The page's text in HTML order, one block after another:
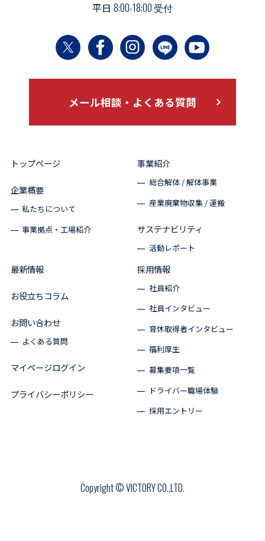
平日 8:00-18:00 受付
メール相談・よくある質問
トップページ
企業概要
私たちについて
事業拠点・工場紹介
事業紹介
総合解体 / 解体事業
産業廃棄物収集 / 運搬
サステナビリティ
活動レポート
最新情報
お役立ちコラム
お問い合わせ
よくある質問
マイページログイン
プライバシーポリシー
採用情報
社員紹介
社員インタビュー
育休取得者インタビュー
福利厚生
募集要項一覧
ドライバー職場体験
採用エントリー
Copyright © VICTORY CO.,LTD.